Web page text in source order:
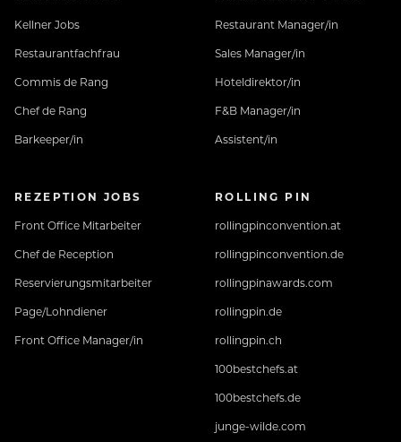
Kellner Jobs
Restaurantfachfrau
Commis de Rang
Chef de Rang
Barkeeper/in
Restaurant Manager/in
Sales Manager/in
Hoteldirektor/in
F&B Manager/in
Assistent/in
REZEPTION JOBS
Front Office Mitarbeiter
Chef de Reception
Reservierungsmitarbeiter
Page/Lohndiener
Front Office Manager/in
ROLLING PIN
rollingpinconvention.at
rollingpinconvention.de
rollingpinawards.com
rollingpin.de
rollingpin.ch
100bestchefs.at
100bestchefs.de
junge-wilde.com